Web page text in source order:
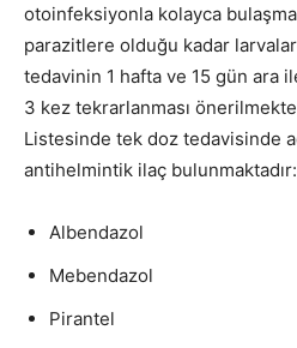
otoinfeksiyonla kolayca
parazitlere olduğu kadar
tedavinin 1 hafta ve 15 gün ara
3 kez tekrarlanması
Listesinde tek doz tedavisinde
antihelmintik ilaç bulunmaktadır:
Albendazol
Mebendazol
Pirantel